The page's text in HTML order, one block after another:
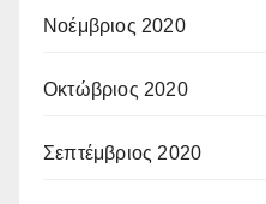
Νοέμβριος 2020
Οκτώβριος 2020
Σεπτέμβριος 2020